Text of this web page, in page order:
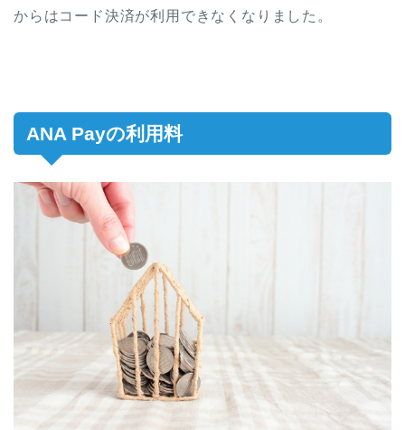
からはコード決済が利用できなくなりました。
ANA Payの利用料